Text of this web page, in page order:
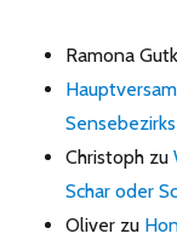
Ramona
Sensebezirks
Christoph zu
Schar oder
Oliver zu